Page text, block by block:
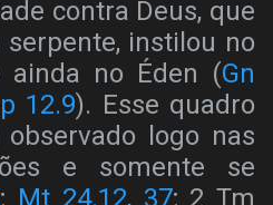
contra Deus, que
serpente, instilou no
ainda no Éden (Gn
12.9). Esse quadro
logo nas
e somente se
; Mt 24.12, 37; 2 Tm